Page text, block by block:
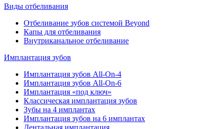
Виды отбеливания
Отбеливание зубов системой Beyond
Капы для отбеливания
Внутриканальное отбеливание
Имплантация зубов
Имплантация зубов All-On-4
Имплантация зубов All-On-6
Имплантация «под ключ»
Классическая имплантация зубов
Зубы на 4 имплантах
Имплантация зубов на 6 имплантах
Дентальная имплантация